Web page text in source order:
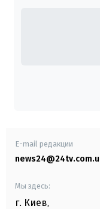
E-mail редакции
Мы здесь:
г. Киев,